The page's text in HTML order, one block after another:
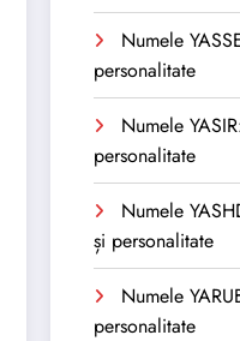
Numele
personalitate
Numele
personalitate
Numele
și personalitate
Numele
personalitate